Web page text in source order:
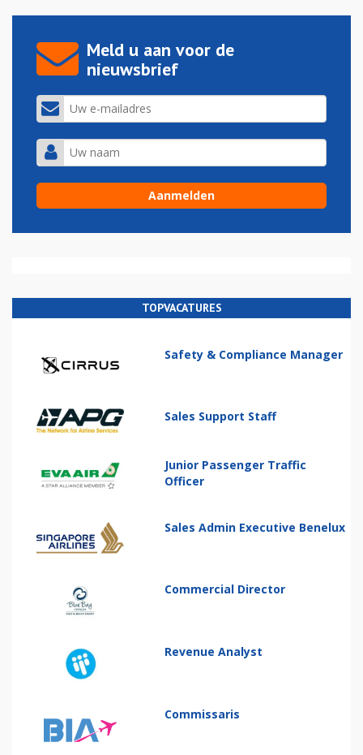
Meld u aan voor de
nieuwsbrief
TOPVACATURES
Safety & Compliance Manager
Sales Support Staff
Junior Passenger Traffic
Officer
Sales Admin Executive Benelux
Commercial Director
Revenue Analyst
Commissaris